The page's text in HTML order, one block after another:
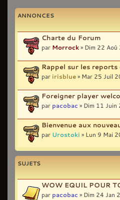
ANNONCES
Charte du Forum
par Morrock» Dim 22
Rappel sur les reports
par irisblue» Mar 25 Juil
Foreigner player
par pacobac » Dim 11
Bienvenue aux
par Urostoki » Lun 9 Mai
SUJETS
WOW EQUIL POUR
par pacobac » Dim 24 Jan